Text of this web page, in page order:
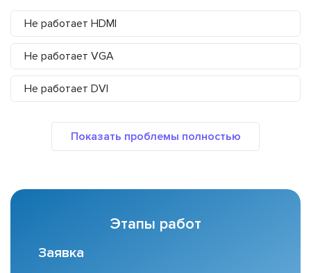
Не работает HDMI
Не работает VGA
Не работает DVI
Этапы работ
Заявка